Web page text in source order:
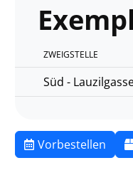
ZWEIGSTELLE
Süd -
Vorbestellen